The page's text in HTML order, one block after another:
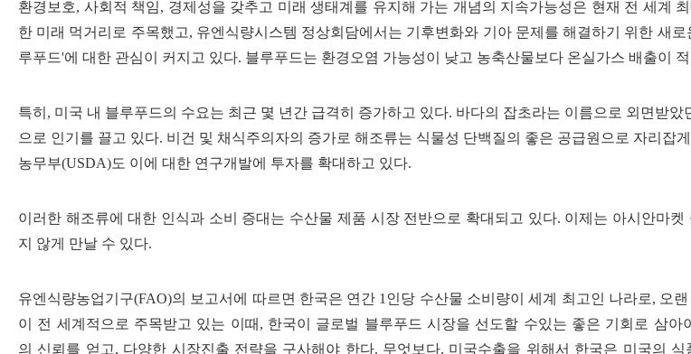
환경보호, 사회적 책임, 경제성을 갖추고 미래 생태계를 유지해 가는 개념의 지속가능성은 현재 전 세계
한 미래 먹거리로 주목했고, 유엔식량시스템 정상회담에서는 기후변화와 기아 문제를 해결하기 위한 새
루푸드'에 대한 관심이 커지고 있다. 블루푸드는 환경오염 가능성이 낮고 농축산물보다 온실가스 배출이
특히, 미국 내 블루푸드의 수요는 최근 몇 년간 급격히 증가하고 있다. 바다의 잡초라는 이름으로 외면받
으로 인기를 끌고 있다. 비건 및 채식주의자의 증가로 해조류는 식물성 단백질의 좋은 공급원으로 자리
농무부(USDA)도 이에 대한 연구개발에 투자를 확대하고 있다.
이러한 해조류에 대한 인식과 소비 증대는 수산물 제품 시장 전반으로 확대되고 있다. 이제는 아시안마
지 않게 만날 수 있다.
유엔식량농업기구(FAO)의 보고서에 따르면 한국은 연간 1인당 수산물 소비량이 세계 최고인 나라로, 오
이 전 세계적으로 주목받고 있는 이때, 한국이 글로벌 블루푸드 시장을 선도할 수있는 좋은 기회로 삼
의 신뢰를 얻고, 다양한 시장진출 전략을 구사해야 한다. 무엇보다, 미국수출을 위해서 한국은 미국의